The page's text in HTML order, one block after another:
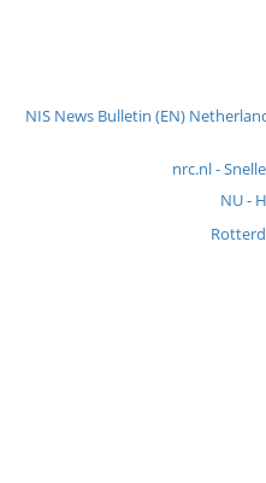
NIS News Bulletin (EN)
nrc.nl -
NU -